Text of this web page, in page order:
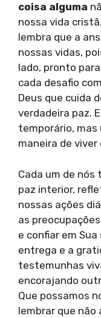
coisa alguma
nossa vida
lembra que a
nossas vidas,
lado, pronto
cada desafio
Deus que cuida
verdadeira paz.
temporário,
maneira de
Cada um de nós
paz interior,
nossas ações
as
e confiar em
entrega e a
testemunhas
encorajando
Que possamos
lembrar que não